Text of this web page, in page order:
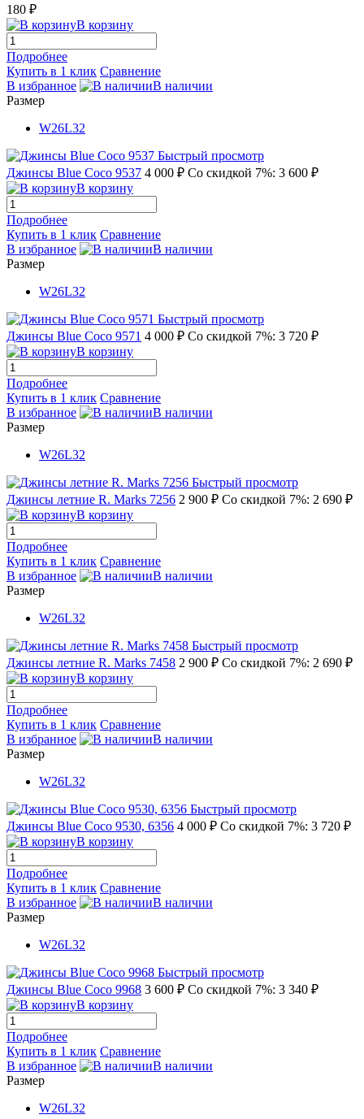
180 ₽
В корзину
Подробнее
Купить в 1 клик Сравнение
В избранное
В наличии
Размер
W26L32
Быстрый просмотр
Джинсы Blue Coco 9537 4 000 ₽ Со скидкой 7%: 3 600 ₽
В корзину
Подробнее
Купить в 1 клик Сравнение
В избранное
В наличии
Размер
W26L32
Быстрый просмотр
Джинсы Blue Coco 9571 4 000 ₽ Со скидкой 7%: 3 720 ₽
В корзину
Подробнее
Купить в 1 клик Сравнение
В избранное
В наличии
Размер
W26L32
Быстрый просмотр
Джинсы летние R. Marks 7256 2 900 ₽ Со скидкой 7%: 2 690 ₽
В корзину
Подробнее
Купить в 1 клик Сравнение
В избранное
В наличии
Размер
W26L32
Быстрый просмотр
Джинсы летние R. Marks 7458 2 900 ₽ Со скидкой 7%: 2 690 ₽
В корзину
Подробнее
Купить в 1 клик Сравнение
В избранное
В наличии
Размер
W26L32
Быстрый просмотр
Джинсы Blue Coco 9530, 6356 4 000 ₽ Со скидкой 7%: 3 720 ₽
В корзину
Подробнее
Купить в 1 клик Сравнение
В избранное
В наличии
Размер
W26L32
Быстрый просмотр
Джинсы Blue Coco 9968 3 600 ₽ Со скидкой 7%: 3 340 ₽
В корзину
Подробнее
Купить в 1 клик Сравнение
В избранное
В наличии
Размер
W26L32